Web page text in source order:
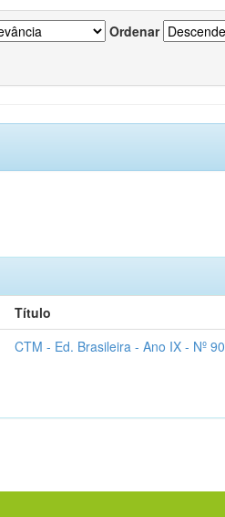
Ordenar
Título
CTM - Ed. Brasileira - Ano IX - Nº 90